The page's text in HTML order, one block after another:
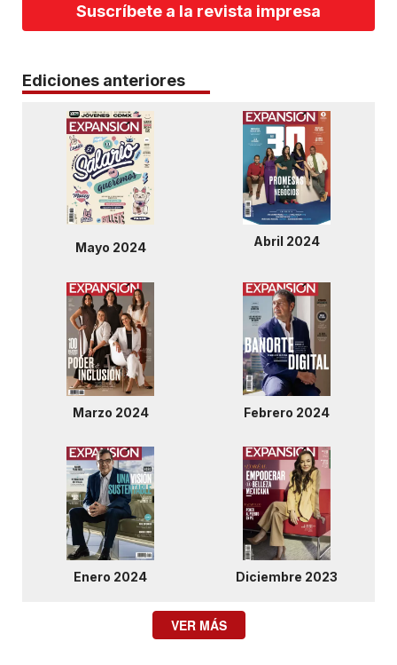
Suscríbete a la revista impresa
Ediciones anteriores
Mayo 2024 Abril 2024
Marzo 2024 Febrero 2024
Enero 2024 Diciembre 2023
VER MÁS